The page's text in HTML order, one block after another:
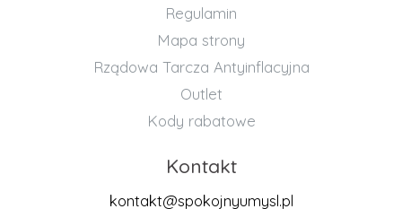
Regulamin
Mapa strony
Rządowa Tarcza Antyinflacyjna
Outlet
Kody rabatowe
Kontakt
kontakt@spokojnyumysl.pl